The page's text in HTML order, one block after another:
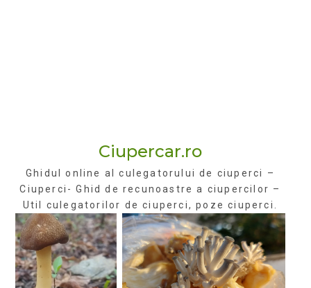
Ciupercar.ro
Ghidul online al culegatorului de ciuperci –
Ciuperci- Ghid de recunoastre a ciupercilor –
Util culegatorilor de ciuperci, poze ciuperci.